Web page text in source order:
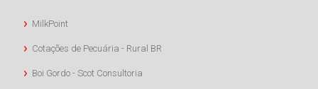
MilkPoint
Cotações de Pecuária - Rural BR
Boi Gordo - Scot Consultoria